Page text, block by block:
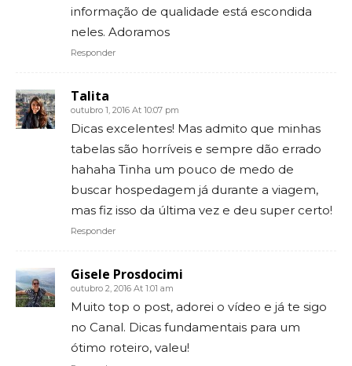
informação de qualidade está escondida
neles. Adoramos
Responder
Talita
outubro 1, 2016 At 10:07 pm
Dicas excelentes! Mas admito que minhas
tabelas são horríveis e sempre dão errado
hahaha Tinha um pouco de medo de
buscar hospedagem já durante a viagem,
mas fiz isso da última vez e deu super certo!
Responder
Gisele Prosdocimi
outubro 2, 2016 At 1:01 am
Muito top o post, adorei o vídeo e já te sigo
no Canal. Dicas fundamentais para um
ótimo roteiro, valeu!